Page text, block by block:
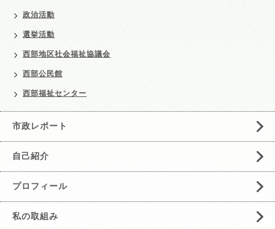
政治活動
選挙活動
西部地区社会福祉協議会
西部公民館
西部福祉センター
市政レポート
自己紹介
プロフィール
私の取組み